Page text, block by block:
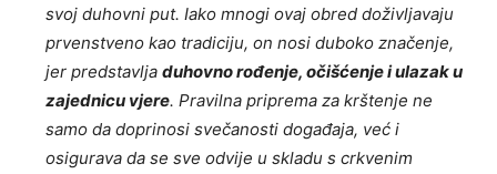
svoj duhovni put. Iako mnogi ovaj obred doživljavaju
prvenstveno kao tradiciju, on nosi duboko značenje,
jer predstavlja duhovno rođenje, očišćenje i ulazak u
zajednicu vjere. Pravilna priprema za krštenje ne
samo da doprinosi svečanosti događaja, već i
osigurava da se sve odvije u skladu s crkvenim